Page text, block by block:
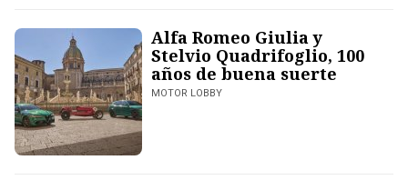
Alfa Romeo Giulia y
Stelvio Quadrifoglio, 100
años de buena suerte
MOTOR LOBBY